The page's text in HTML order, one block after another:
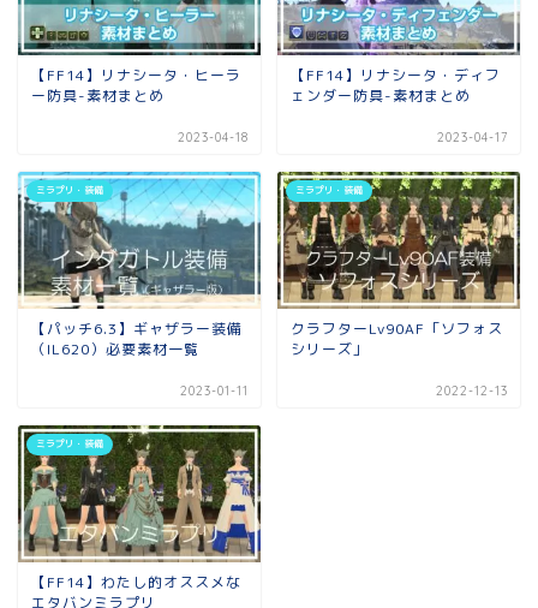
【FF14】リナシータ・ヒーラ
ー防具-素材まとめ
2023-04-18
【FF14】リナシータ・ディフ
ェンダー防具-素材まとめ
2023-04-17
ミラプリ・装備
【パッチ6.3】ギャザラー装備
（IL620）必要素材一覧
2023-01-11
ミラプリ・装備
クラフターLv90AF「ソフォス
シリーズ」
2022-12-13
ミラプリ・装備
【FF14】わたし的オススメな
エタバンミラプリ